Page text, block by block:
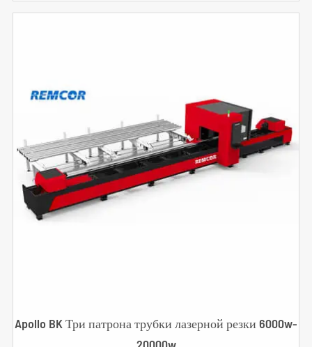
Apollo BK Три патрона трубки лазерной резки 6000w-